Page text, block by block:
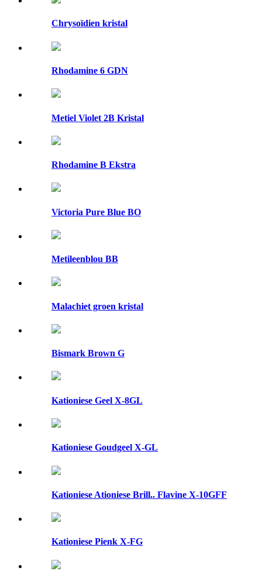
Chrysoïdien kristal
Rhodamine 6 GDN
Metiel Violet 2B Kristal
Rhodamine B Ekstra
Victoria Pure Blue BO
Metileenblou BB
Malachiet groen kristal
Bismark Brown G
Kationiese Geel X-8GL
Kationiese Goudgeel X-GL
Kationiese Ationiese Brill.. Flavine X-10GFF
Kationiese Pienk X-FG